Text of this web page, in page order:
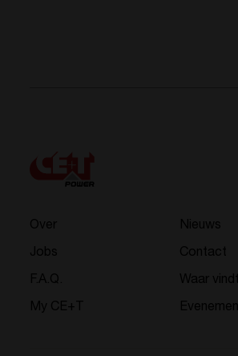
Over
Jobs
F.A.Q.
My CE+T
Nieuws
Contact
Waar